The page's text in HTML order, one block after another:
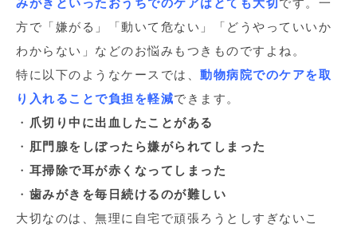
みがきといったおうちでのケアはとても大切です。一
方で「嫌がる」「動いて危ない」「どうやっていいか
わからない」などのお悩みもつきものですよね。
特に以下のようなケースでは、 動物病院でのケアを取
り入れることで負担を軽減できます。
・ 爪切り中に出血したことがある
・ 肛門腺をしぼったら嫌がられてしまった
・ 耳掃除で耳が赤くなってしまった
・ 歯みがきを毎日続けるのが難しい
大切なのは、無理に自宅で頑張ろうとしすぎないこ